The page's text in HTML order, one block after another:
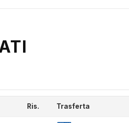
Ris. Trasferta